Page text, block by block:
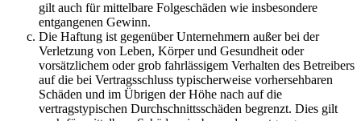
gilt auch für mittelbare Folgeschäden wie insbesondere
entgangenen Gewinn.
Die Haftung ist gegenüber Unternehmern außer bei der
Verletzung von Leben, Körper und Gesundheit oder
vorsätzlichem oder grob fahrlässigem Verhalten des Betreibers
auf die bei Vertragsschluss typischerweise vorhersehbaren
Schäden und im Übrigen der Höhe nach auf die
vertragstypischen Durchschnittsschäden begrenzt. Dies gilt